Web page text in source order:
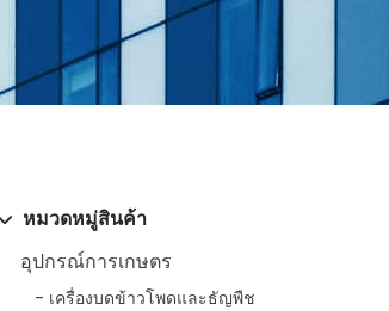
หมวดหมู่สินค้า
อุปกรณ์การเกษตร
เครื่องบดข้าวโพดและธัญพืช